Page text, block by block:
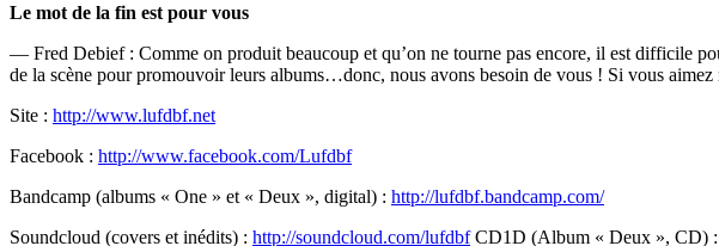
Le mot de la fin est pour vous
— Fred Debief : Comme on produit beaucoup et qu’on ne tourne pas encore, il est difficile
de la scène pour promouvoir leurs albums…donc, nous avons besoin de vous ! Si vous
Site : http://www.lufdbf.net
Facebook : http://www.facebook.com/Lufdbf
Bandcamp (albums « One » et « Deux », digital) : http://lufdbf.bandcamp.com/
Soundcloud (covers et inédits) : http://soundcloud.com/lufdbfCD1D (Album « Deux », CD) :